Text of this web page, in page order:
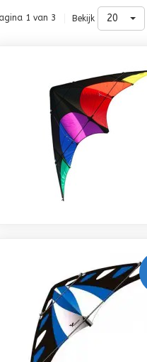
1 van 3 Bekijk 20